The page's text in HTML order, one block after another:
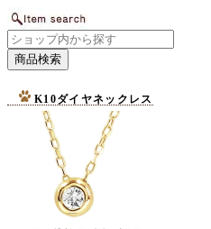
K10ダイヤネックレス